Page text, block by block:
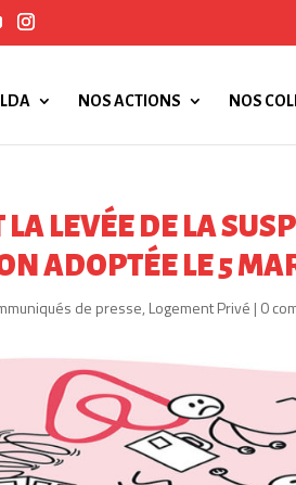
NOS ACTIONS NOS
LEVÉE DE LA
ADOPTÉE LE 5
de presse, Logement Privé | 0